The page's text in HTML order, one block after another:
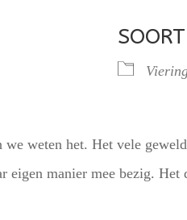
we weten het. Het vele
eigen manier mee bezig. Het